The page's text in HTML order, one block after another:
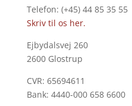
Telefon: (+45) 44 85 35 55
Skriv til os her.
Ejbydalsvej 260
2600 Glostrup
CVR: 65694611
Bank: 4440-000 658 6600